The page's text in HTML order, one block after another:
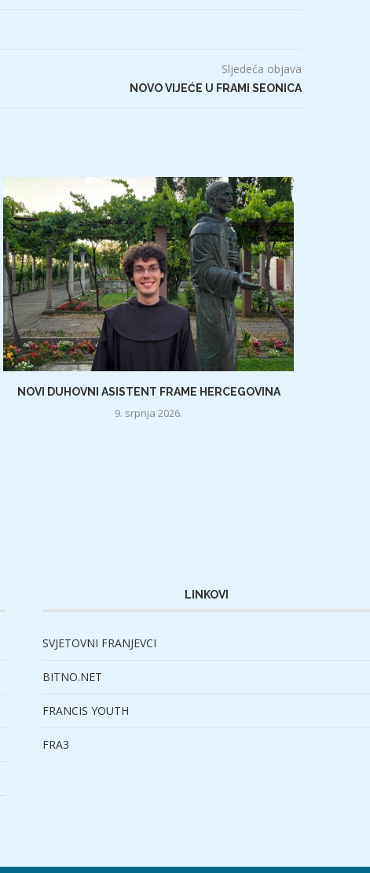
Sljedeća objava
NOVO VIJEĆE U FRAMI SEONICA
NOVI DUHOVNI ASISTENT FRAME HERCEGOVINA
9. srpnja 2026.
LINKOVI
SVJETOVNI FRANJEVCI
BITNO.NET
FRANCIS YOUTH
FRA3